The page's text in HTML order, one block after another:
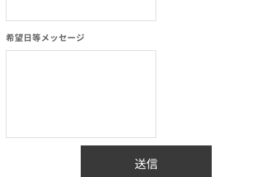
希望日等メッセージ
送信